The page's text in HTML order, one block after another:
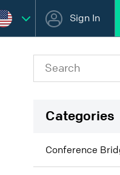
Sign In
Categories
Conference